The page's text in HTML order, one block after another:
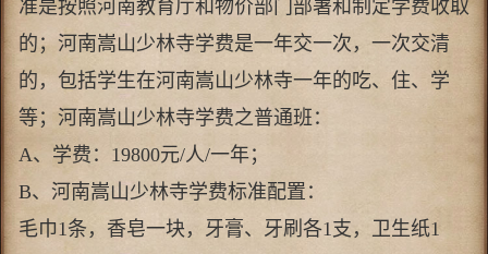
准是按照河南教育厅和物价部门部署和制定学费收取
的；河南嵩山少林寺学费是一年交一次，一次交清
的，包括学生在河南嵩山少林寺一年的吃、住、学
等；河南嵩山少林寺学费之普通班：
A、学费：19800元/人/一年；
B、河南嵩山少林寺学费标准配置：
毛巾1条，香皂一块，牙膏、牙刷各1支，卫生纸1